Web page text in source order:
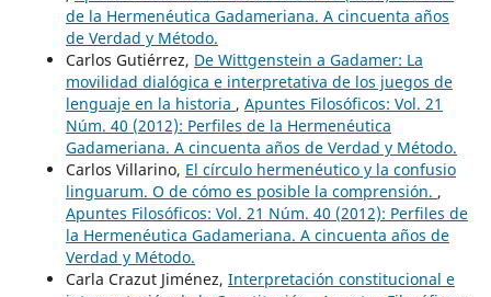
de la Hermenéutica Gadameriana. A cincuenta años
de Verdad y Método.
Carlos Gutiérrez, De Wittgenstein a Gadamer: La
movilidad dialógica e interpretativa de los juegos de
lenguaje en la historia , Apuntes Filosóficos: Vol. 21
Núm. 40 (2012): Perfiles de la Hermenéutica
Gadameriana. A cincuenta años de Verdad y Método.
Carlos Villarino, El círculo hermenéutico y la confusio
linguarum. O de cómo es posible la comprensión. ,
Apuntes Filosóficos: Vol. 21 Núm. 40 (2012): Perfiles de
la Hermenéutica Gadameriana. A cincuenta años de
Verdad y Método.
Carla Crazut Jiménez, Interpretación constitucional e